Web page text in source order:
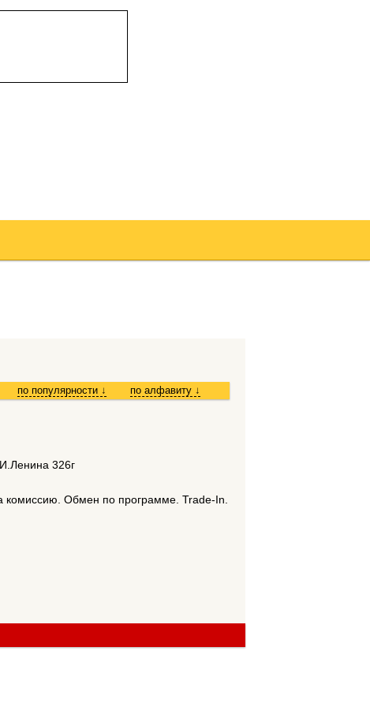
по алфавиту ↓
по популярности ↓
326г
комиссию. Обмен по программе. Trade-In.